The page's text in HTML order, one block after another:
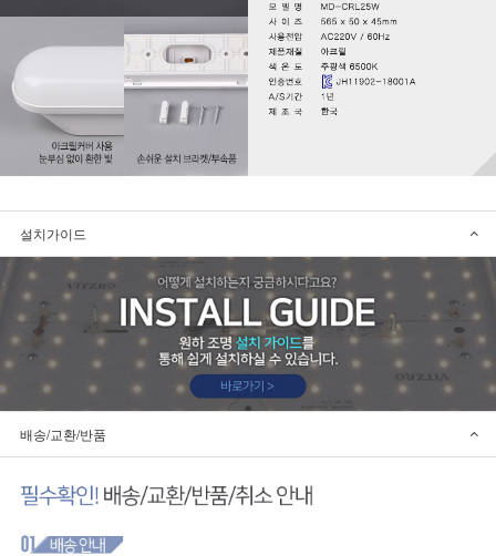
설치가이드
배송/교환/반품